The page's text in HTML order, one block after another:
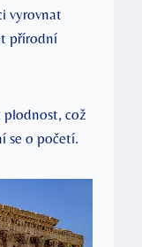
vyrovnat
přírodní
plodnost, což
se o početí.